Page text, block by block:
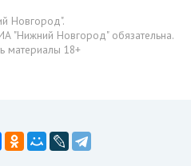
Новгород".
"Нижний Новгород" обязательна.
материалы 18+